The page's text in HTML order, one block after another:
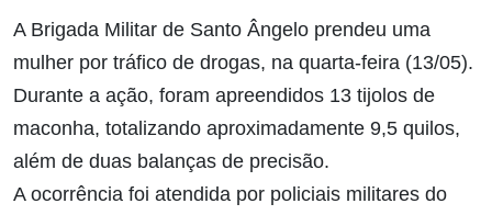
A Brigada Militar de Santo Ângelo prendeu uma
mulher por tráfico de drogas, na quarta-feira (13/05).
Durante a ação, foram apreendidos 13 tijolos de
maconha, totalizando aproximadamente 9,5 quilos,
além de duas balanças de precisão.
A ocorrência foi atendida por policiais militares do